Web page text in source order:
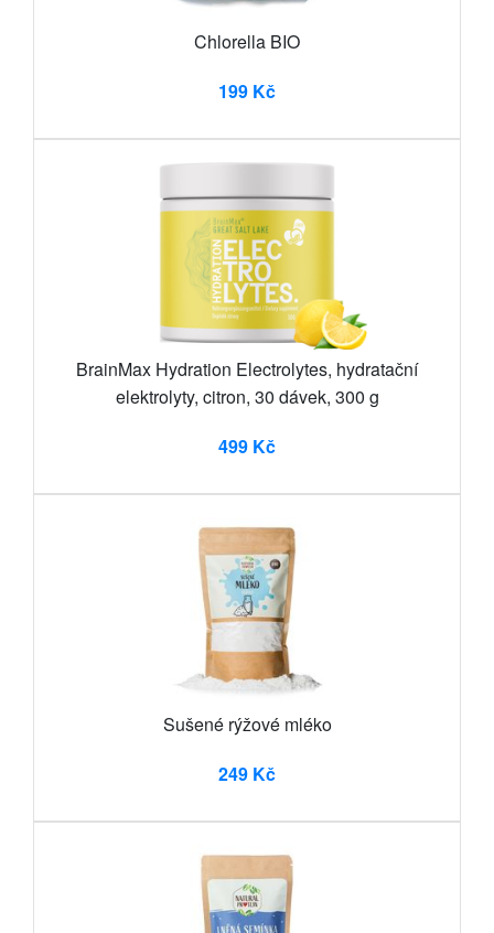
Chlorella BIO
199 Kč
BrainMax Hydration Electrolytes, hydratační
elektrolyty, citron, 30 dávek, 300 g
499 Kč
Sušené rýžové mléko
249 Kč